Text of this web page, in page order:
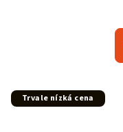
Trvale nízká cena